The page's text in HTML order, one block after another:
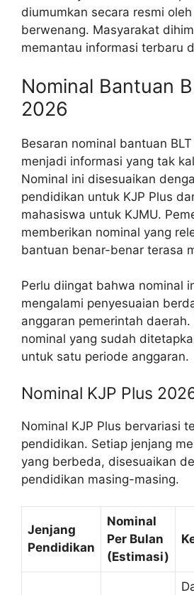
diumumkan secara resmi
berwenang. Masyarakat
memantau informasi terbaru
Nominal Bantuan
2026
Besaran nominal bantuan
menjadi informasi yang tak
Nominal ini disesuaikan
pendidikan untuk KJP Plus
mahasiswa untuk KJMU.
memberikan nominal yang
bantuan benar-benar terasa
Perlu diingat bahwa nominal
mengalami penyesuaian
anggaran pemerintah
nominal yang sudah
untuk satu periode anggaran.
Nominal KJP Plus
Nominal KJP Plus bervariasi
pendidikan. Setiap jenjang
yang berbeda, disesuaikan
pendidikan masing-masing.
Jenjang
Pendidikan
Nominal
Per Bulan
(Estimasi)